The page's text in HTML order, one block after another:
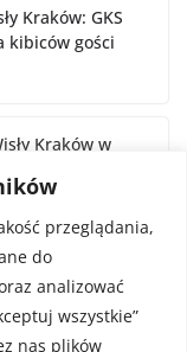
przeglądania,
do
analizować
wszystkie”
nas plików
Kraków: GKS
kibiców gości
Kraków w